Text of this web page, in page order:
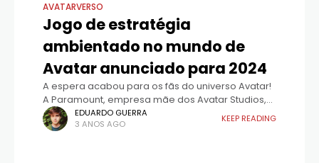
AVATARVERSO
Jogo de estratégia
ambientado no mundo de
Avatar anunciado para 2024
A espera acabou para os fãs do universo Avatar!
A Paramount, empresa mãe dos Avatar Studios,
em parceria com a Tilting Point e a AN Games,
anunciou o lançamento de
EDUARDO GUERRA
3 ANOS AGO
KEEP READING